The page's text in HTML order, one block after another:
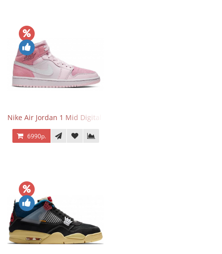
Nike Air Jordan 1 Mid Digital Pink
6990р.